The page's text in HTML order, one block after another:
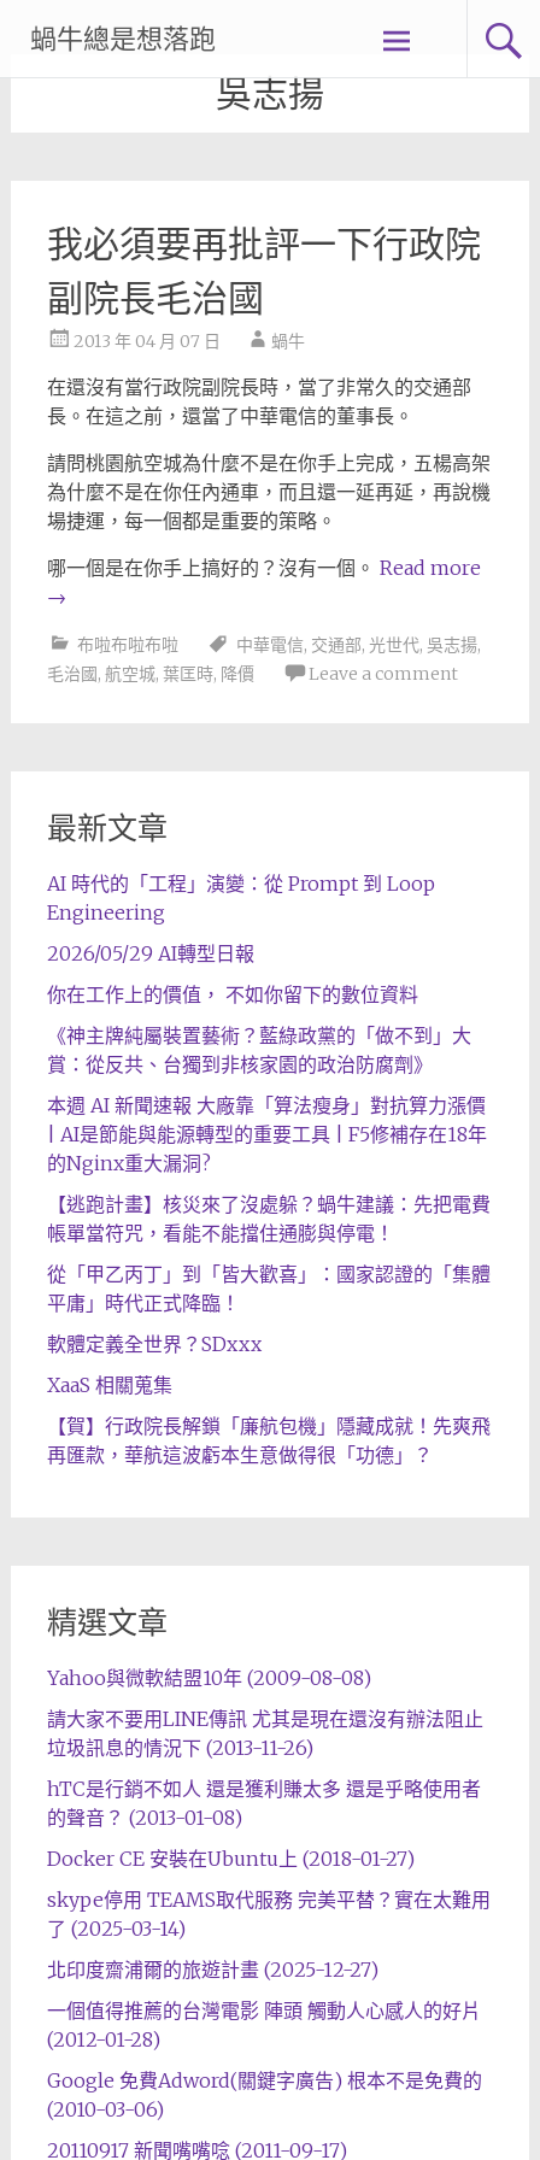
content
蝸牛總是想落跑
吳志揚
我必須要再批評一下行政院
副院長毛治國
2013 年 04 月 07 日 蝸牛
在還沒有當行政院副院長時，當了非常久的交通部
長。在這之前，還當了中華電信的董事長。
請問桃園航空城為什麼不是在你手上完成，五楊高架
為什麼不是在你任內通車，而且還一延再延，再說機
場捷運，每一個都是重要的策略。
哪一個是在你手上搞好的？沒有一個。 Read more
→
布啦布啦布啦 中華電信, 交通部, 光世代, 吳志揚,
毛治國, 航空城, 葉匡時, 降價 Leave a comment
最新文章
AI 時代的「工程」演變：從 Prompt 到 Loop
Engineering
2026/05/29 AI轉型日報
你在工作上的價值， 不如你留下的數位資料
《神主牌純屬裝置藝術？藍綠政黨的「做不到」大
賞：從反共、台獨到非核家園的政治防腐劑》
本週 AI 新聞速報 大廠靠「算法瘦身」對抗算力漲價
| AI是節能與能源轉型的重要工具 | F5修補存在18年
的Nginx重大漏洞?
【逃跑計畫】核災來了沒處躲？蝸牛建議：先把電費
帳單當符咒，看能不能擋住通膨與停電！
從「甲乙丙丁」到「皆大歡喜」：國家認證的「集體
平庸」時代正式降臨！
軟體定義全世界？SDxxx
XaaS 相關蒐集
【賀】行政院長解鎖「廉航包機」隱藏成就！先爽飛
再匯款，華航這波虧本生意做得很「功德」？
精選文章
Yahoo與微軟結盟10年 (2009-08-08)
請大家不要用LINE傳訊 尤其是現在還沒有辦法阻止
垃圾訊息的情況下 (2013-11-26)
hTC是行銷不如人 還是獲利賺太多 還是乎略使用者
的聲音？ (2013-01-08)
Docker CE 安裝在Ubuntu上 (2018-01-27)
skype停用 TEAMS取代服務 完美平替？實在太難用
了 (2025-03-14)
北印度齋浦爾的旅遊計畫 (2025-12-27)
一個值得推薦的台灣電影 陣頭 觸動人心感人的好片
(2012-01-28)
Google 免費Adword(關鍵字廣告) 根本不是免費的
(2010-03-06)
20110917 新聞嘴嘴唸 (2011-09-17)